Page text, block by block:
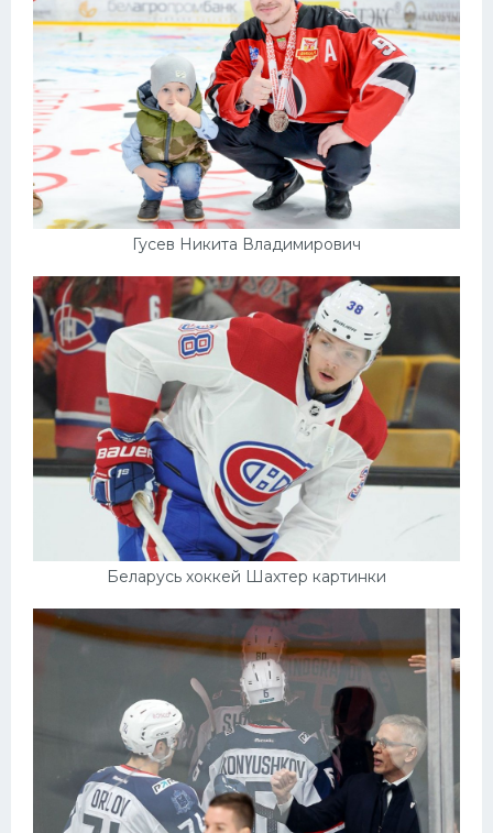
Гусев Никита Владимирович
Беларусь хоккей Шахтер картинки